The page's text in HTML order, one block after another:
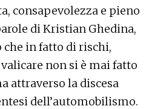
consapevolezza e pieno
di Kristian Ghedina,
che in fatto di rischi,
non si è mai fatto
attraverso la discesa
dell’automobilismo.